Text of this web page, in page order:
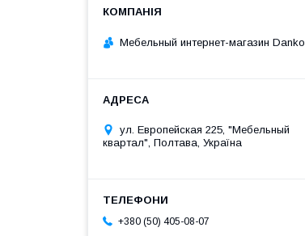
Мебельный интернет-магазин Danko
ул. Европейская 225, "Мебельный
квартал", Полтава, Україна
+380 (50) 405-08-07